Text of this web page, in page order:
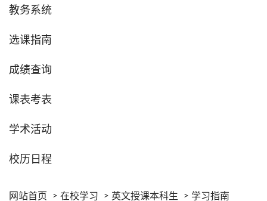
教务系统
选课指南
成绩查询
课表考表
学术活动
校历日程
网站首页 在校学习 英文授课本科生
学习指南